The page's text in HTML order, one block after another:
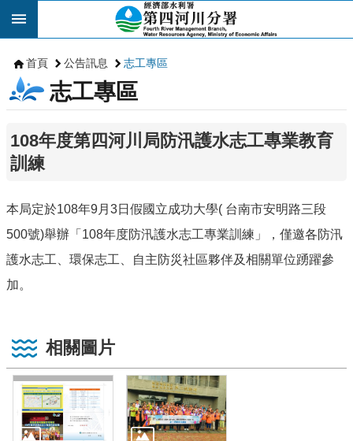
跳到主要內容區塊
首頁 公告訊息 志工專區
志工專區
108年度第四河川局防汛護水志工專業教育
訓練
本局定於108年9月3日假國立成功大學( 台南市安明路三段
500號)舉辦「108年度防汛護水志工專業訓練」，僅邀各防汛
護水志工、環保志工、自主防災社區夥伴及相關單位踴躍參
加。
相關圖片